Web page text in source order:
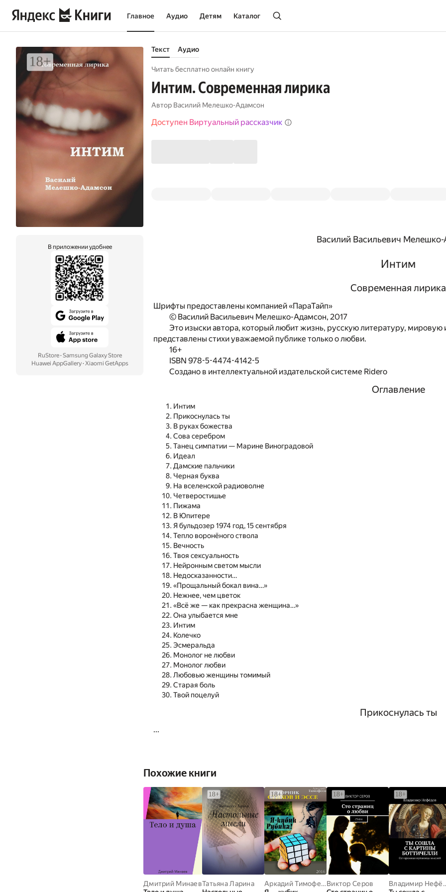
Главное Аудио Детям Каталог
В приложении удобнее
RuStore· Samsung Galaxy Store
Huawei AppGallery· Xiaomi GetApps
Текст Аудио
Читать бесплатно онлайн книгу
Интим. Современная лирика
Автор Василий Мелешко-Адамсон
Доступен Виртуальный рассказчик
Василий Васильевич
Интим
Современная лирика
Шрифты предоставлены компанией «ПараТайп»
© Василий Васильевич Мелешко-Адамсон, 2017
Это изыски автора, который любит жизнь, русскую литературу,
представлены стихи уважаемой публике только о любви.
16+
ISBN 978-5-4474-4142-5
Создано в интеллектуальной издательской системе Ridero
Оглавление
Интим
Прикоснулась ты
В руках божества
Сова серебром
Танец симпатии — Марине Виноградовой
Идеал
Дамские пальчики
Черная буква
На вселенской радиоволне
Четверостишье
Пижама
В Юпитере
Я бульдозер 1974 год, 15 сентября
Тепло воронёного ствола
Вечность
Твоя сексуальность
Нейронным светом мысли
Недосказанности…
«Прощальный бокал вина…»
Нежнее, чем цветок
«Всё же — как прекрасна женщина…»
Она улыбается мне
Интим
Колечко
Эсмеральда
Монолог не любви
Монолог любви
Любовью женщины томимый
Старая боль
Твой поцелуй
Прикоснулась ты
...
Похожие книги
Дмитрий МинаевТатьяна Ларина
Аркадий ТимофеевВиктор Серов